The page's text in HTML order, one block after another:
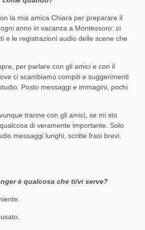
la mia amica Chiara per preparare il
anno in vacanza a Montessoro: ci
e le registrazioni audio delle scene che
per parlare con gli amici e con il
ci scambiamo compiti e suggerimenti
Posto messaggi e immagini, pochi
tranne con gli amici, se mi sto
di veramente importante. Solo
messaggi lunghi, scritte frasi brevi.
è qualcosa che ti/vi serve?